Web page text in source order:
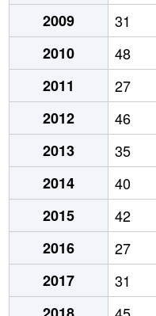
2009
31
2010
48
2011
27
2012
46
2013
35
2014
40
2015
42
2016
27
2017
31